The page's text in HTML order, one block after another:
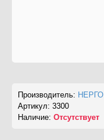
Производитель: НЕРГО
Артикул: 3300
Наличие: Отсутствует